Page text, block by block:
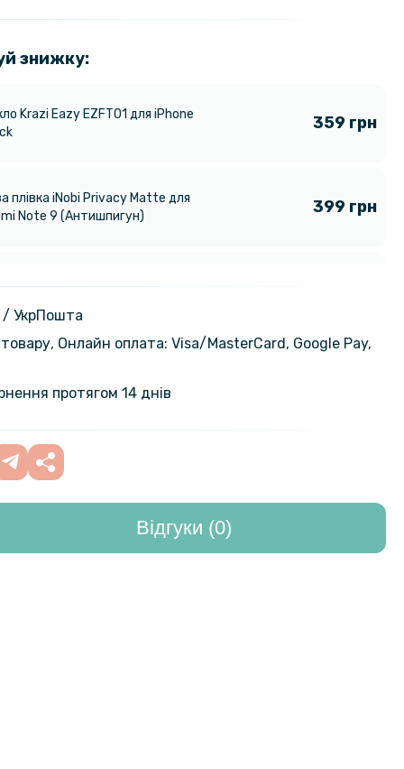
знижку:
Krazi Eazy EZFT01 для iPhone
359 грн
плівка iNobi Privacy Matte для
Note 9 (Антишпигун)
399 грн
Krazi 5D для iPhone XS Max
гідрогелева плівка Hydrogel
Redmi Note 9, Transparent
гідрогелева плівка Hydrogel
Redmi Note 9 на камеру 3шт,
199 грн
УкрПошта
Онлайн оплата: Visa/MasterСard, Google Pay,
протягом 14 днів
Відгуки (0)